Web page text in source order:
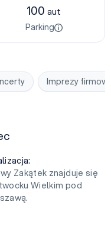
100aut
Parking
Imprezy
Zakątek znajduje się
Wielkim pod